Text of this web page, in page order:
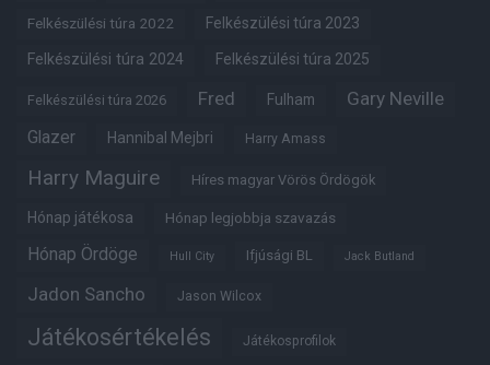
Felkészülési túra 2022 Felkészülési túra 2023
Felkészülési túra 2024 Felkészülési túra 2025
Felkészülési túra 2026 Fred Fulham Gary Neville
Glazer Hannibal Mejbri Harry Amass
Harry Maguire Híres magyar Vörös Ördögök
Hónap játékosa Hónap legjobbja szavazás
Hónap Ördöge Hull City Ifjúsági BL Jack Butland
Jadon Sancho Jason Wilcox
Játékosértékelés Játékosprofilok